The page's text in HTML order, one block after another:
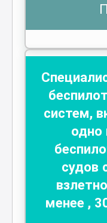
систем,
одно
судов
менее ,